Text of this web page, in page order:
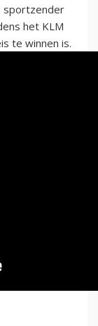
sportzender
het KLM
te winnen is.